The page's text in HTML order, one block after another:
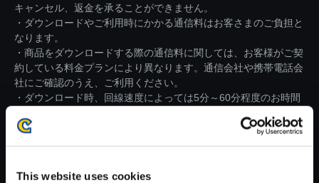
This website uses cookies
キャンセル、返金を承ることができません。
・ダウンロードやご利用時にかかる通信料はお客さまのご負担と
なります。
・商品をダウンロードする際の通信料に関しては、お客様がご契
約している料金プランにより異なります。通信会社や携帯電話会
社にご確認のうえ、ご利用ください。
・ダウンロード時、回線速度によっては5分～60分程度のお時間
※ご購入いただいたファイルのダウンロードの際には、通信環境